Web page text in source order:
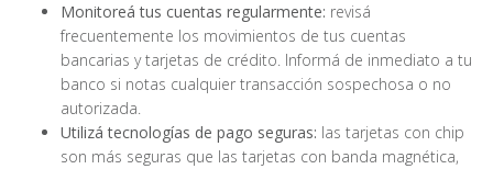
Monitoreá tus cuentas regularmente: revisá
frecuentemente los movimientos de tus cuentas
bancarias y tarjetas de crédito. Informá de inmediato a tu
banco si notas cualquier transacción sospechosa o no
autorizada.
Utilizá tecnologías de pago seguras: las tarjetas con chip
son más seguras que las tarjetas con banda magnética,